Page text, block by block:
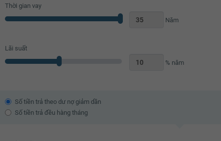
Thời gian vay
Năm
Lãi suất
% năm
Số tiền trả theo dư nợ giảm dần
Số tiền trả đều hàng tháng